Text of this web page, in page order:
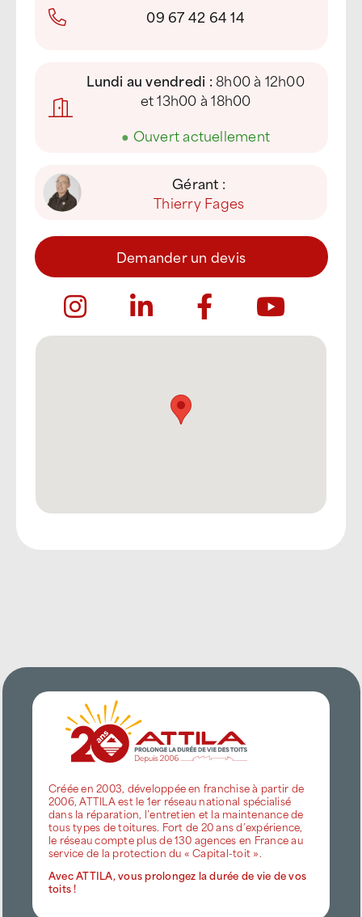
09 67 42 64 14
Lundi au vendredi :8h00 à 12h00
et 13h00 à 18h00
● Ouvert actuellement
Gérant :
Thierry Fages
Demander un devis
Créée en 2003, développée en franchise à partir de
2006, ATTILA est le 1er réseau national spécialisé
dans la réparation, l’entretien et la maintenance de
tous types de toitures. Fort de 20 ans d’expérience,
le réseau compte plus de 130 agences en France au
service de la protection du « Capital-toit ».
Avec ATTILA, vous prolongez la durée de vie de vos
toits !